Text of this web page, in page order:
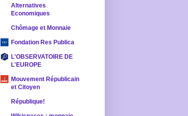
Alternatives
Economiques
Chômage et Monnaie
Fondation Res Publica
L'OBSERVATOIRE DE
L'EUROPE
Mouvement Républicain
et Citoyen
République!